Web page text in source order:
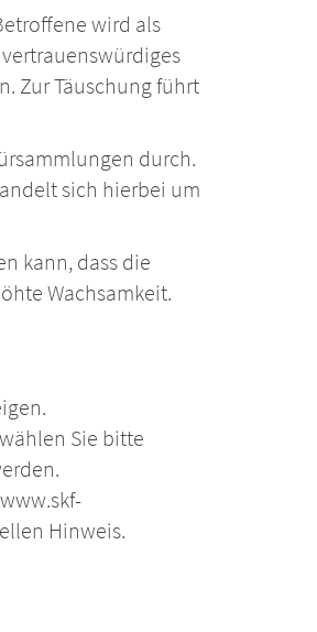
wird als
Zur Täuschung führt
durch.
sich hierbei um
kann, dass die
Wachsamkeit.
Sie bitte
Hinweis.